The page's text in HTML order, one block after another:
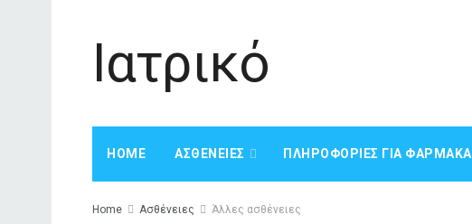
Ιατρικό
HOME ΑΣΘΈΝΕΙΕΣ ΠΛΗΡΟΦΟΡΊΕΣ ΓΙΑ ΦΆΡΜΑΚΑ
Home Ασθένειες Άλλες ασθένειες